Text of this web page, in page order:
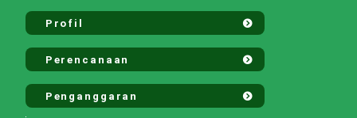
Profil
Perencanaan
Penganggaran